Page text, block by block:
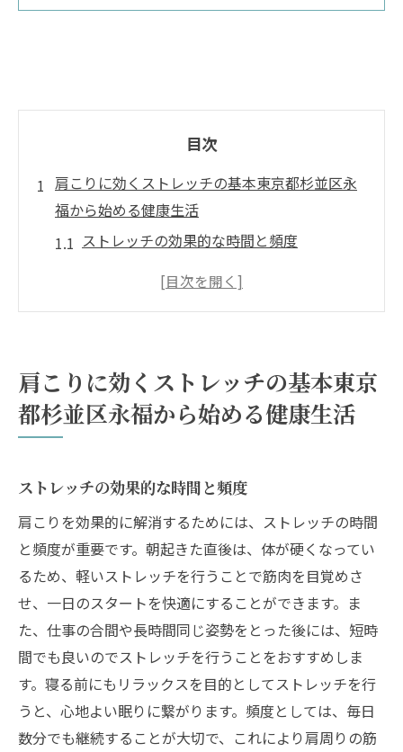
目次
肩こりに効くストレッチの基本東京都杉並区永
福から始める健康生活
ストレッチの効果的な時間と頻度
正しい姿勢で行うストレッチの重要性
ストレッチによる肩こり改善のメカニズム
肩こり予防のための日常的なストレッチの
日常に取り入れやすい肩こり解消ストレッチ法
オフィスでできる肩こりストレッチ術
自宅で簡単に実践できる肩こりケア
東京都杉並区永福でおすすめのストレッチ
クラス
肩こりを和らげる呼吸法とストレッチの組
み合わせ
肩こり改善のための朝のストレッチルーテ
ィン
肩こりに効くストレッチの基本東京
都杉並区永福から始める健康生活
ストレッチの効果的な時間と頻度
肩こりを効果的に解消するためには、ストレッチの時間
と頻度が重要です。朝起きた直後は、体が硬くなってい
るため、軽いストレッチを行うことで筋肉を目覚めさ
せ、一日のスタートを快適にすることができます。ま
た、仕事の合間や長時間同じ姿勢をとった後には、短時
間でも良いのでストレッチを行うことをおすすめしま
す。寝る前にもリラックスを目的としてストレッチを行
うと、心地よい眠りに繋がります。頻度としては、毎日
数分でも継続することが大切で、これにより肩周りの筋